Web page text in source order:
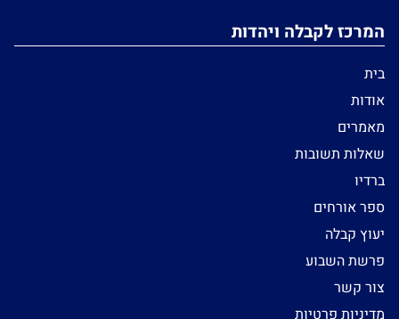
המרכז לקבלה ויהדות
בית
אודות
מאמרים
שאלות תשובות
ברדיו
ספר אורחים
יעוץ קבלה
פרשת השבוע
צור קשר
מדיניות פרטיות